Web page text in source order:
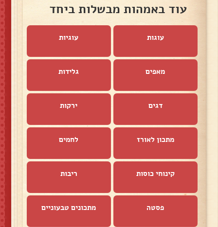
עוד באמהות מבשלות ביחד
עוגות עוגיות
מאפים גלידות
דגים ירקות
מתכון לאורז לחמים
קינוחי כוסות ריבות
פסטה מתכונים טבעוניים